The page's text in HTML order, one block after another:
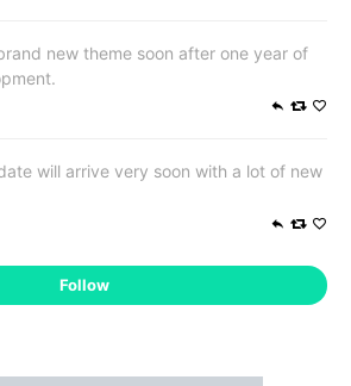
new theme soon after one year of
will arrive very soon with a lot of new
Follow